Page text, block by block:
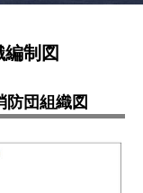
制図
防団組織図